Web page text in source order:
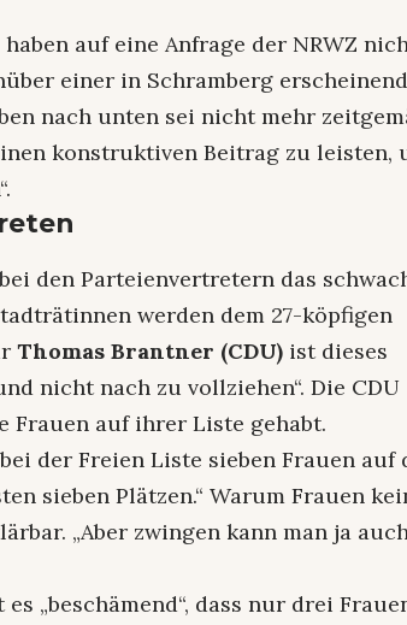
haben auf eine Anfrage der NRWZ
einer in Schramberg
nach unten sei nicht mehr
konstruktiven Beitrag zu leisten,
den Parteienvertretern das
werden dem 27-köpfigen
Thomas Brantner (CDU) ist dieses
nicht nach zu vollziehen“. Die CDU
Frauen auf ihrer Liste gehabt.
der Freien Liste sieben Frauen auf
sieben Plätzen.“ Warum Frauen
„Aber zwingen kann man ja
es „beschämend“, dass nur drei